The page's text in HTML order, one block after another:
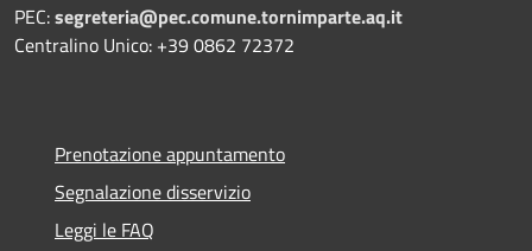
PEC:segreteria@pec.comune.tornimparte.aq.it
Centralino Unico: +39 0862 72372
Prenotazione appuntamento
Segnalazione disservizio
Leggi le FAQ